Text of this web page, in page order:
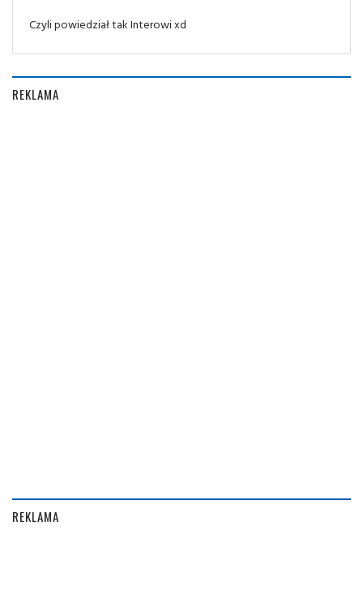
Czyli powiedział tak Interowi xd
REKLAMA
REKLAMA